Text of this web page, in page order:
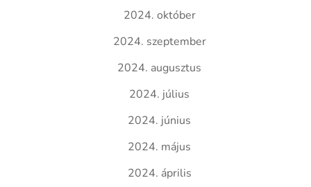
2024. október
2024. szeptember
2024. augusztus
2024. július
2024. június
2024. május
2024. április